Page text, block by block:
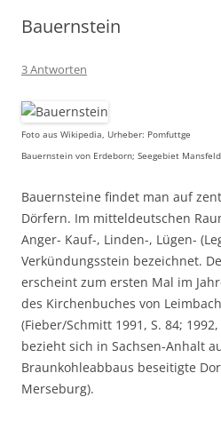
Bauernstein
3 Antworten
Foto aus Wikipedia, Urheber: Pomfuttge
Bauernstein von Erdeborn; Seegebiet
Bauernsteine findet man auf
Dörfern. Im mitteldeutschen
Anger- Kauf-, Linden-, Lügen-
Verkündungsstein bezeichnet.
erscheint zum ersten Mal im
des Kirchenbuches von
(Fieber/Schmitt 1991, S. 84;
bezieht sich in Sachsen-Anhalt
Braunkohleabbaus beseitigte
Merseburg).